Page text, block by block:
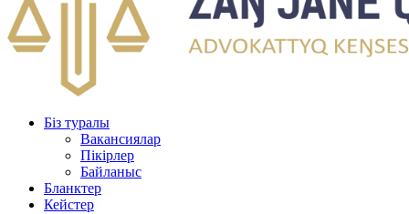
Біз туралы
Вакансиялар
Пікірлер
Байланыс
Бланктер
Кейстер